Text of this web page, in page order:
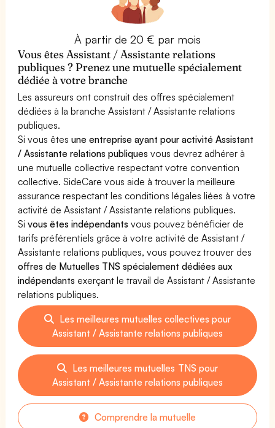
À partir de 20 € par mois
Vous êtes Assistant / Assistante relations
publiques ? Prenez une mutuelle spécialement
dédiée à votre branche
Les assureurs ont construit des offres spécialement
dédiées à la branche Assistant / Assistante relations
publiques.
Si vous êtesune entreprise ayant pour activité Assistant
/ Assistante relations publiques vous devrez adhérer à
une mutuelle collective respectant votre convention
collective. SideCare vous aide à trouver la meilleure
assurance respectant les conditions légales liées à votre
activité de Assistant / Assistante relations publiques.
Sivous êtes indépendants vous pouvez bénéficier de
tarifs préférentiels grâce à votre activité de Assistant /
Assistante relations publiques, vous pouvez trouver des
offres de Mutuelles TNS spécialement dédiées aux
indépendants exerçant le travail de Assistant / Assistante
relations publiques.
Les meilleures mutuelles collectives pour
Assistant / Assistante relations publiques
Les meilleures mutuelles TNS pour
Assistant / Assistante relations publiques
Comprendre la mutuelle